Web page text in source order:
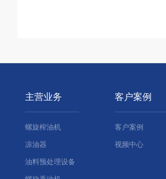
主营业务
螺旋榨油机
凉油器
油料预处理设备
客户案例
客户案例
视频中心